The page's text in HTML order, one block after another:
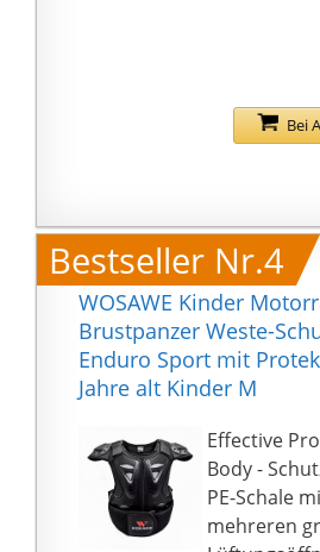
nehmen
großen
Brust und
5.Tipp:
Sie das Bild
Kauf. Es ist
Ihre
sparen, um
vermeiden.
Antworten
Bei
Bestseller Nr.4
WOSAWE Kinder
Brustpanzer Weste-
Enduro Sport mit
Jahre alt Kinder M
Effective
Body -
PE-Schale
mehreren